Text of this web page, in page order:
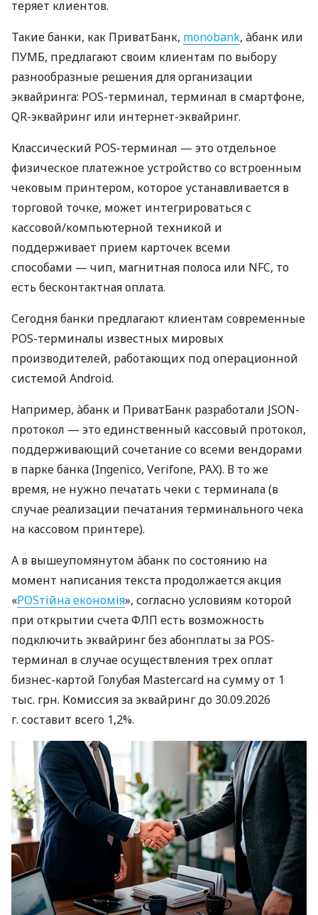
теряет клиентов.
Такие банки, как ПриватБанк, monobank, àбанк или
ПУМБ, предлагают своим клиентам по выбору
разнообразные решения для организации
эквайринга: POS-терминал, терминал в смартфоне,
QR-эквайринг или интернет-эквайринг.
Классический POS-терминал — это отдельное
физическое платежное устройство со встроенным
чековым принтером, которое устанавливается в
торговой точке, может интегрироваться с
кассовой/компьютерной техникой и
поддерживает прием карточек всеми
способами — чип, магнитная полоса или NFC, то
есть бесконтактная оплата.
Сегодня банки предлагают клиентам современные
POS-терминалы известных мировых
производителей, работающих под операционной
системой Android.
Например, àбанк и ПриватБанк разработали JSON-
протокол — это единственный кассовый протокол,
поддерживающий сочетание со всеми вендорами
в парке банка (Ingenico, Verifone, PAX). В то же
время, не нужно печатать чеки с терминала (в
случае реализации печатания терминального чека
на кассовом принтере).
А в вышеупомянутом àбанк по состоянию на
момент написания текста продолжается акция
«POSтійна економія», согласно условиям которой
при открытии счета ФЛП есть возможность
подключить эквайринг без абонплаты за POS-
терминал в случае осуществления трех оплат
бизнес-картой Голубая Mastercard на сумму от 1
тыс. грн. Комиссия за эквайринг до 30.09.2026
г. составит всего 1,2%.